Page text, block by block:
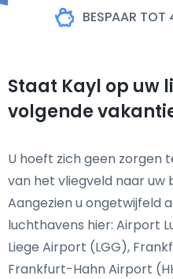
BESPAAR TOT
Staat Kayl op uw
volgende
U hoeft zich geen zorgen
van het vliegveld naar uw
Aangezien u ongetwijfeld
luchthavens hier: Airport
Liege Airport (LGG),
Frankfurt-Hahn Airport